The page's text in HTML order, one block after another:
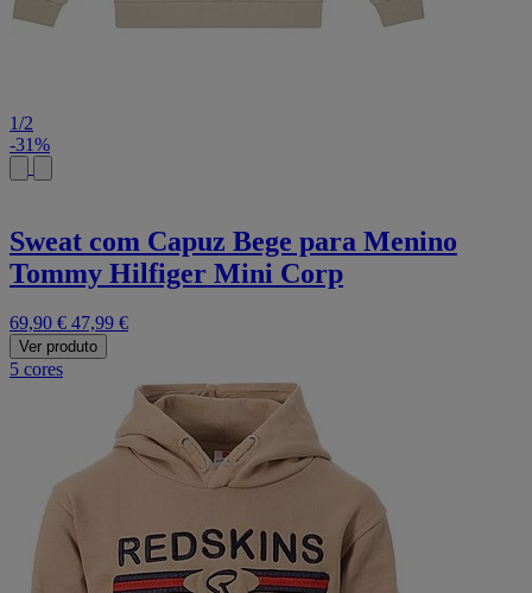
1/2
-31%
Sweat com Capuz Bege para Menino
Tommy Hilfiger Mini Corp
69,90 € 47,99 €
Ver produto
5 cores